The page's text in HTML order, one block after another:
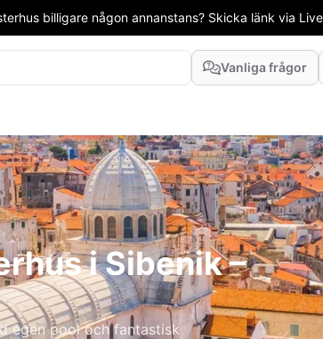
billigare någon annanstans? Skicka länk via
Vanliga frågor
i Sibenik –
egen pool och fantastisk